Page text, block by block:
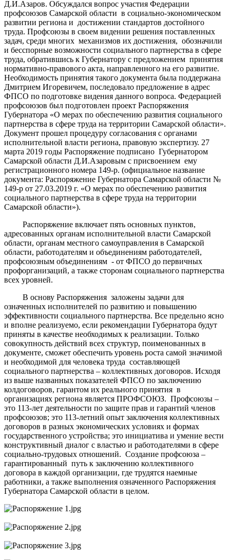
Д.И.Азаров. Обсуждался вопрос участия Федерации
профсоюзов Самарской области в социально-экономическом
развитии региона и достижении стандартов достойного
труда. Профсоюзы в своем видении решения поставленных
задач, среди многих механизмов их достижения, обозначили
и бесспорные возможности социального партнерства в сфере
труда, обратившись к Губернатору с предложением принятия
нормативно-правового акта, направленного на его развитие.
Необходимость принятия такого документа была поддержана
Дмитрием Игоревичем, последовало предложение в адрес
ФПСО по подготовке видения данного вопроса. Федерацией
профсоюзов был подготовлен проект Распоряжения
Губернатора «О мерах по обеспечению развития социального
партнерства в сфере труда на территории Самарской области».
Документ прошел процедуру согласования с органами
исполнительной власти региона, правовую экспертизу. 27
марта 2019 годы Распоряжение подписано Губернатором
Самарской области Д.И.Азаровым с присвоением ему
регистрационного номера 149-р. (официальное название
документа: Распоряжение Губернатора Самарской области №
149-р от 27.03.2019 г. «О мерах по обеспечению развития
социального партнерства в сфере труда на территории
Самарской области»).
Распоряжение включает пять основных пунктов,
адресованных органам исполнительной власти Самарской
области, органам местного самоуправления в Самарской
области, работодателям и объединениям работодателей,
профсоюзным объединениям - от ФПСО до первичных
профорганизаций, а также сторонам социального партнерства
всех уровней.
В основу Распоряжения заложены задачи для
означенных исполнителей по развитию и повышению
эффективности социального партнерства. Все предельно ясно
и вполне реализуемо, если рекомендации Губернатора будут
приняты в качестве необходимых к реализации. Только
совокупность действий всех структур, поименованных в
документе, сможет обеспечить уровень роста самой значимой
и необходимой для человека труда составляющей
социального партнерства – коллективных договоров. Исходя
из выше названных показателей ФПСО по заключению
колдоговоров, гарантом их реального принятия в
организациях региона является ПРОФСОЮЗ. Профсоюзы –
это 113-лет деятельности по защите прав и гарантий членов
профсоюзов; это 113-летний опыт заключения коллективных
договоров в разных экономических условиях и формах
государственного устройства; это инициатива и умение вести
конструктивный диалог с властью и работодателями в сфере
социально-трудовых отношений. Создание профсоюза –
гарантированный путь к заключению коллективного
договора в каждой организации, где трудятся наемные
работники, а также выполнения означенного Распоряжения
Губернатора Самарской области в целом.